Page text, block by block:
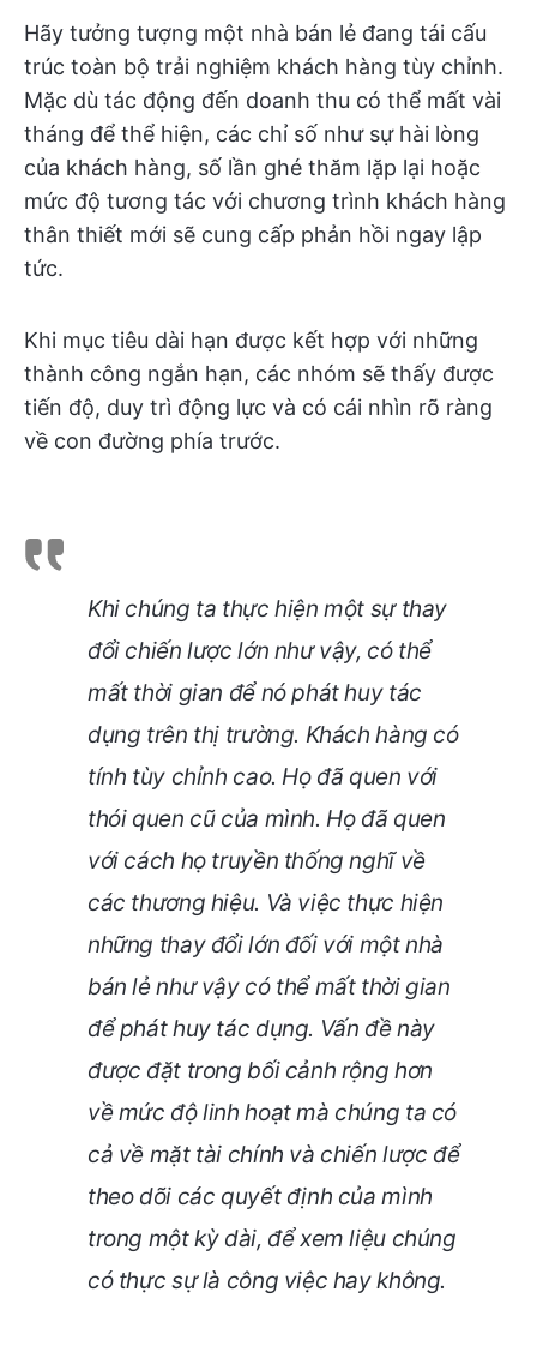
Hãy tưởng tượng một nhà bán lẻ đang tái cấu
trúc toàn bộ trải nghiệm khách hàng tùy chỉnh.
Mặc dù tác động đến doanh thu có thể mất vài
tháng để thể hiện, các chỉ số như sự hài lòng
của khách hàng, số lần ghé thăm lặp lại hoặc
mức độ tương tác với chương trình khách hàng
thân thiết mới sẽ cung cấp phản hồi ngay lập
tức.
Khi mục tiêu dài hạn được kết hợp với những
thành công ngắn hạn, các nhóm sẽ thấy được
tiến độ, duy trì động lực và có cái nhìn rõ ràng
về con đường phía trước.
Khi chúng ta thực hiện một sự thay
đổi chiến lược lớn như vậy, có thể
mất thời gian để nó phát huy tác
dụng trên thị trường. Khách hàng có
tính tùy chỉnh cao. Họ đã quen với
thói quen cũ của mình. Họ đã quen
với cách họ truyền thống nghĩ về
các thương hiệu. Và việc thực hiện
những thay đổi lớn đối với một nhà
bán lẻ như vậy có thể mất thời gian
để phát huy tác dụng. Vấn đề này
được đặt trong bối cảnh rộng hơn
về mức độ linh hoạt mà chúng ta có
cả về mặt tài chính và chiến lược để
theo dõi các quyết định của mình
trong một kỳ dài, để xem liệu chúng
có thực sự là công việc hay không.